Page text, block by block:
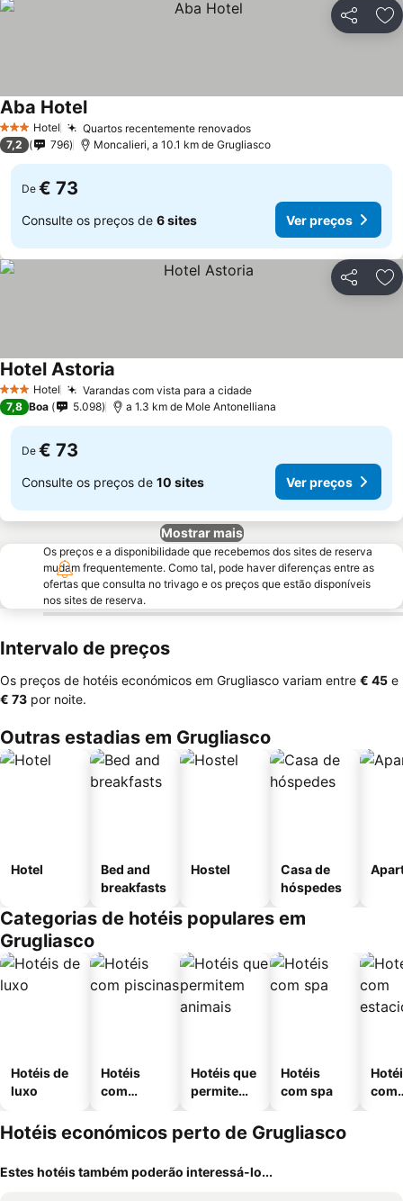
Partilhar
3 EstrelasHotel Quartos recentemente renovadosVer preços
Aba HotelVer preços
7,2 796 Moncalieri, a 10.1 km de Grugliasco
De € 73
Consulte os preços de 6 sites Ver preços
Partilhar
3 EstrelasHotel Varandas com vista para a cidadeVer preços
Hotel Astoria
7,8 Boa 5.098 a 1.3 km de Mole Antonelliana
De € 73
Consulte os preços de 10 sites Ver preços
Mostrar mais
Os preços e a disponibilidade que recebemos dos sites de reserva
mudam frequentemente. Como tal, pode haver diferenças entre as
ofertas que consulta no trivago e os preços que estão disponíveis
nos sites de reserva.
Intervalo de preços
Os preços de hotéis económicos em Grugliasco variam entre ‎€ 45 e
‎€ 73 por noite.
Outras estadias em Grugliasco
Hotel
Bed and
breakfasts
Hostel
Casa de
hóspedes
Categorias de hotéis populares em
Grugliasco
Hotéis de
luxo
Hotéis
com
Hotéis que
permitem
Hotéis
com spa
com
Hotéis económicos perto de Grugliasco
Estes hotéis também poderão interessá-lo...